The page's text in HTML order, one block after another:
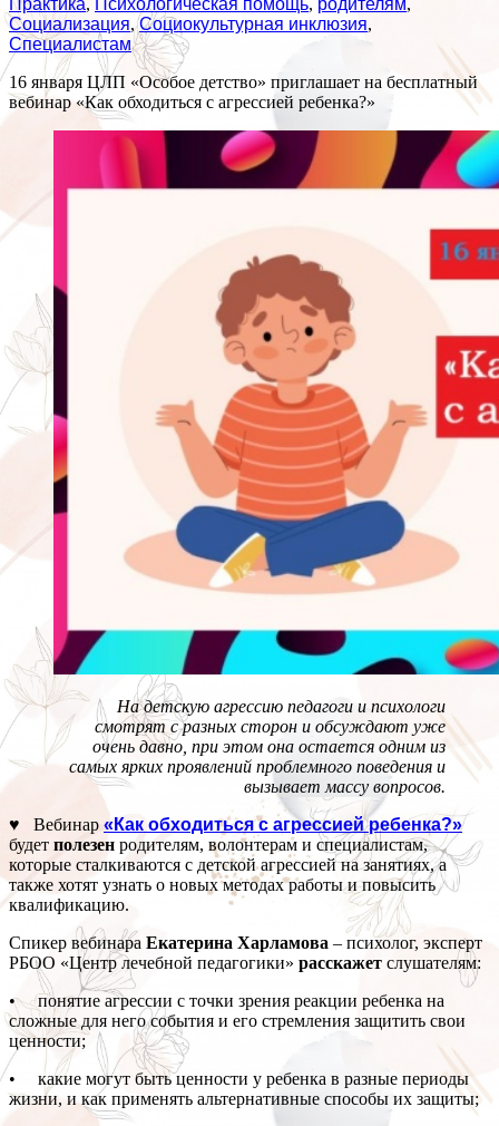
Практика, Психологическая помощь, родителям,
Социализация,Социокультурная инклюзия,
Специалистам
16 января ЦЛП «Особое детство» приглашает на бесплатный
вебинар «Как обходиться с агрессией ребенка?»
На детскую агрессию педагоги и психологи
смотрят с разных сторон и обсуждают уже
очень давно, при этом она остается одним из
самых ярких проявлений проблемного поведения и
вызывает массу вопросов.
♥ Вебинар «Как обходиться с агрессией ребенка?»
будет полезен родителям, волонтерам и специалистам,
которые сталкиваются с детской агрессией на занятиях, а
также хотят узнать о новых методах работы и повысить
квалификацию.
Спикер вебинара Екатерина Харламова – психолог, эксперт
РБОО «Центр лечебной педагогики» расскажет слушателям:
• понятие агрессии с точки зрения реакции ребенка на
сложные для него события и его стремления защитить свои
ценности;
• какие могут быть ценности у ребенка в разные периоды
жизни, и как применять альтернативные способы их защиты;